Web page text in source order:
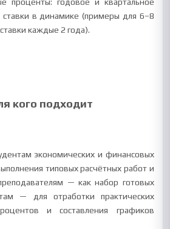
ставки в динамике (примеры для 6–8
каждые 2 года).
кого подходит
экономических и финансовых
типовых расчётных работ и
— как набор готовых
— для отработки практических
и составления графиков